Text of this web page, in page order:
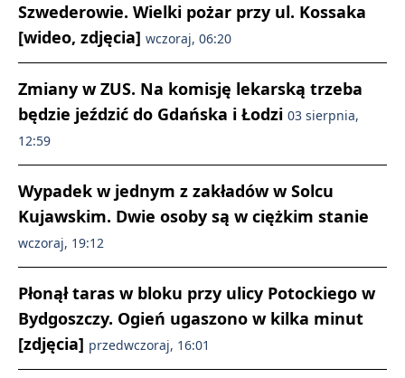
Szwederowie. Wielki pożar przy ul. Kossaka
[wideo, zdjęcia] wczoraj, 06:20
Zmiany w ZUS. Na komisję lekarską trzeba
będzie jeździć do Gdańska i Łodzi 03 sierpnia,
12:59
Wypadek w jednym z zakładów w Solcu
Kujawskim. Dwie osoby są w ciężkim stanie
wczoraj, 19:12
Płonął taras w bloku przy ulicy Potockiego w
Bydgoszczy. Ogień ugaszono w kilka minut
[zdjęcia] przedwczoraj, 16:01